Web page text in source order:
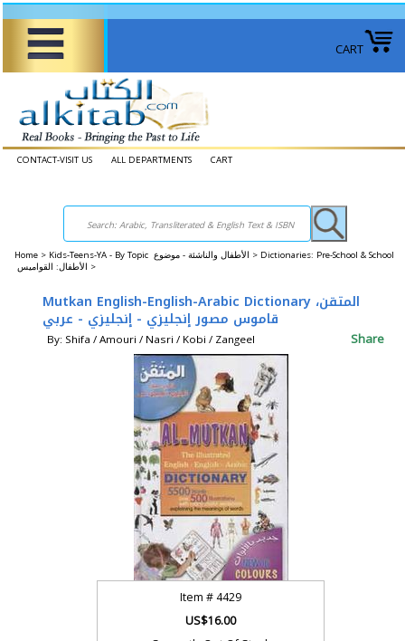
CART
CONTACT-VISIT US ALL DEPARTMENTS CART
Home > Kids-Teens-YA - By Topic الأطفال والناشئة - موضوع > Dictionaries: Pre-School & School
الأطفال: القواميس >
Mutkan English-English-Arabic Dictionary المتقن،
قاموس مصور إنجليزي - إنجليزي - عربي
By: Shifa / Amouri / Nasri / Kobi / Zangeel Share
Item #4429
US$16.00